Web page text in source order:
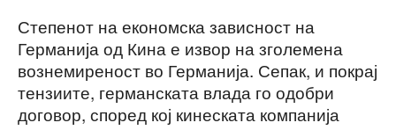
Степенот на економска зависност на
Германија од Кина е извор на зголемена
вознемиреност во Германија. Сепак, и покрај
тензиите, германската влада го одобри
договор, според кој кинеската компанија